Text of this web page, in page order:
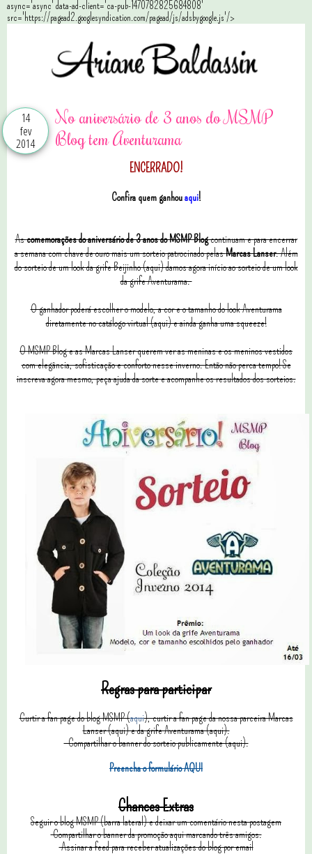
async='async' data-ad-client='ca-pub-1470782825684808'
src='https://pagead2.googlesyndication.com/pagead/js/adsbygoogle.js'/>
14
fev
2014
No aniversário de 3 anos do MSMP
Blog tem Aventurama
ENCERRADO!
Confira quem ganhouaqui!
Ascomemorações do aniversário de 3 anos do MSMP Blogcontinuam e para encerrar
a semana com chave de ouro mais um sorteio patrocinado pelasMarcas Lanser. Além
do sorteio de um look da grife Beijinho (aqui) damos agora início ao sorteio de um look
da grife Aventurama.
O ganhador poderá escolher o modelo, a cor e o tamanho do look Aventurama
diretamente no catálogo virtual (aqui) e ainda ganha uma squeeze!
O MSMP Blog e as Marcas Lanser querem ver as meninas e os meninos vestidos
com elegância, sofisticação e conforto nesse inverno. Então não perca tempo! Se
inscreva agora mesmo, peça ajuda da sorte e acompanhe os resultados dos sorteios.
Regras para participar
Curtir a fan page do blog MSMP (aqui), curtir a fan page da nossa parceira Marcas
Lanser (aqui) e da grife Aventurama (aqui).
Compartilhar o banner do sorteio publicamente (aqui).
Preencha o formulário AQUI
Chances Extras
Seguir o blog MSMP (barra lateral) e deixar um comentário nesta postagem
Compartilhar o banner da promoção aqui marcando três amigos.
Assinar a feed para receber atualizações do blog por email